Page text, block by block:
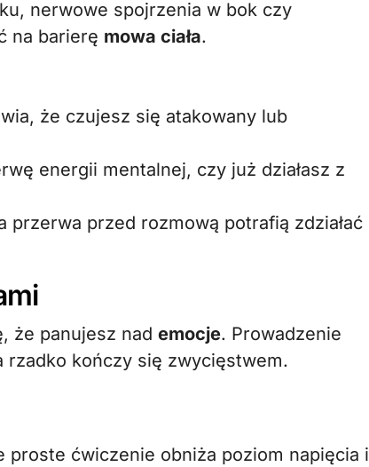
nerwowe spojrzenia w bok czy
na barierę mowa ciała.
że czujesz się atakowany lub
energii mentalnej, czy już działasz z
przed rozmową potrafią zdziałać
że panujesz nad emocje. Prowadzenie
kończy się zwycięstwem.
proste ćwiczenie obniża poziom napięcia i